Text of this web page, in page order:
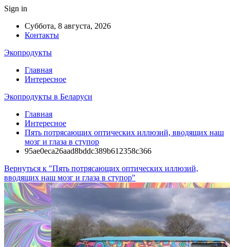
Sign in
Суббота, 8 августа, 2026
Контакты
Экопродукты
Главная
Интересное
Экопродукты в Беларуси
Главная
Интересное
Пять потрясающих оптических иллюзий, вводящих наш
мозг и глаза в ступор
95ae0eca26aad8bddc389b612358c366
Вернуться к "Пять потрясающих оптических иллюзий,
вводящих наш мозг и глаза в ступор"